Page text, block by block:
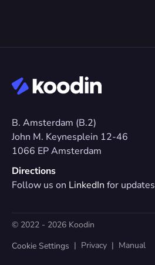
B. Amsterdam (B.2)
John M. Keynesplein 12-46
1066 EP Amsterdam
Directions
Follow us on LinkedIn for updates
© 2022 - 2026 Koodin
Cookie Settings
  |
Privacy
  |
Manual